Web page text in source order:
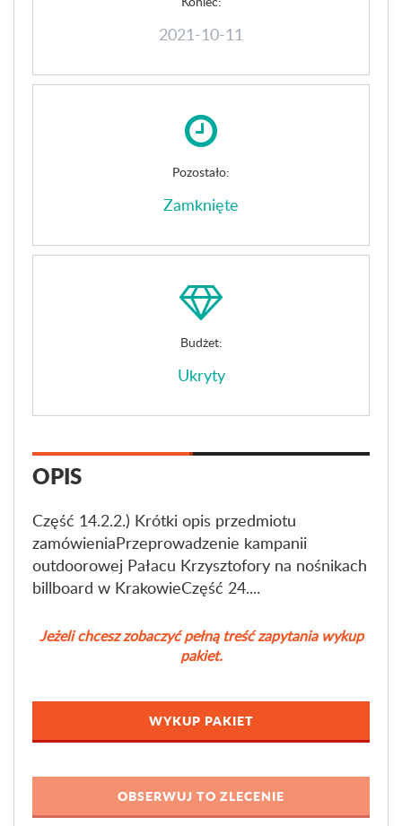
2021-10-11
Pozostało:
Zamknięte
Budżet:
Ukryty
OPIS
Część 14.2.2.) Krótki opis przedmiotu
zamówieniaPrzeprowadzenie kampanii
outdoorowej Pałacu Krzysztofory na nośnikach
billboard w KrakowieCzęść 24....
Jeżeli chcesz zobaczyć pełną treść zapytania wykup
pakiet.
WYKUP PAKIET